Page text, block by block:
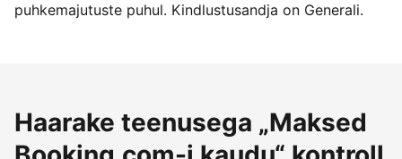
puhkemajutuste puhul. Kindlustusandja on Generali.
Haarake teenusega „Maksed